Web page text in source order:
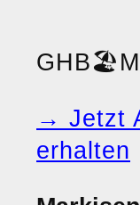
GHB🏖️
→ Jetzt
erhalten